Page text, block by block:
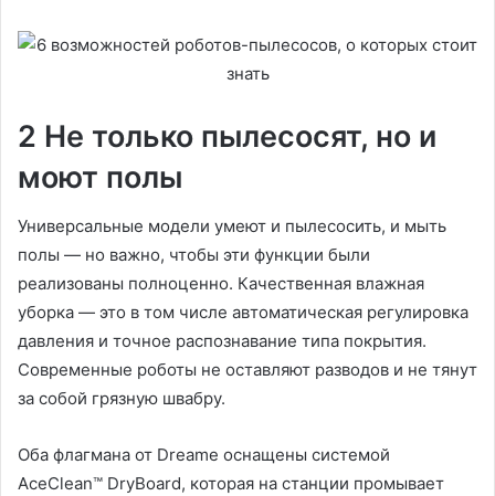
2 Не только пылесосят, но и
моют полы
Универсальные модели умеют и пылесосить, и мыть
полы — но важно, чтобы эти функции были
реализованы полноценно. Качественная влажная
уборка — это в том числе автоматическая регулировка
давления и точное распознавание типа покрытия.
Современные роботы не оставляют разводов и не тянут
за собой грязную швабру.
Оба флагмана от Dreame оснащены системой
AceClean™ DryBoard, которая на станции промывает